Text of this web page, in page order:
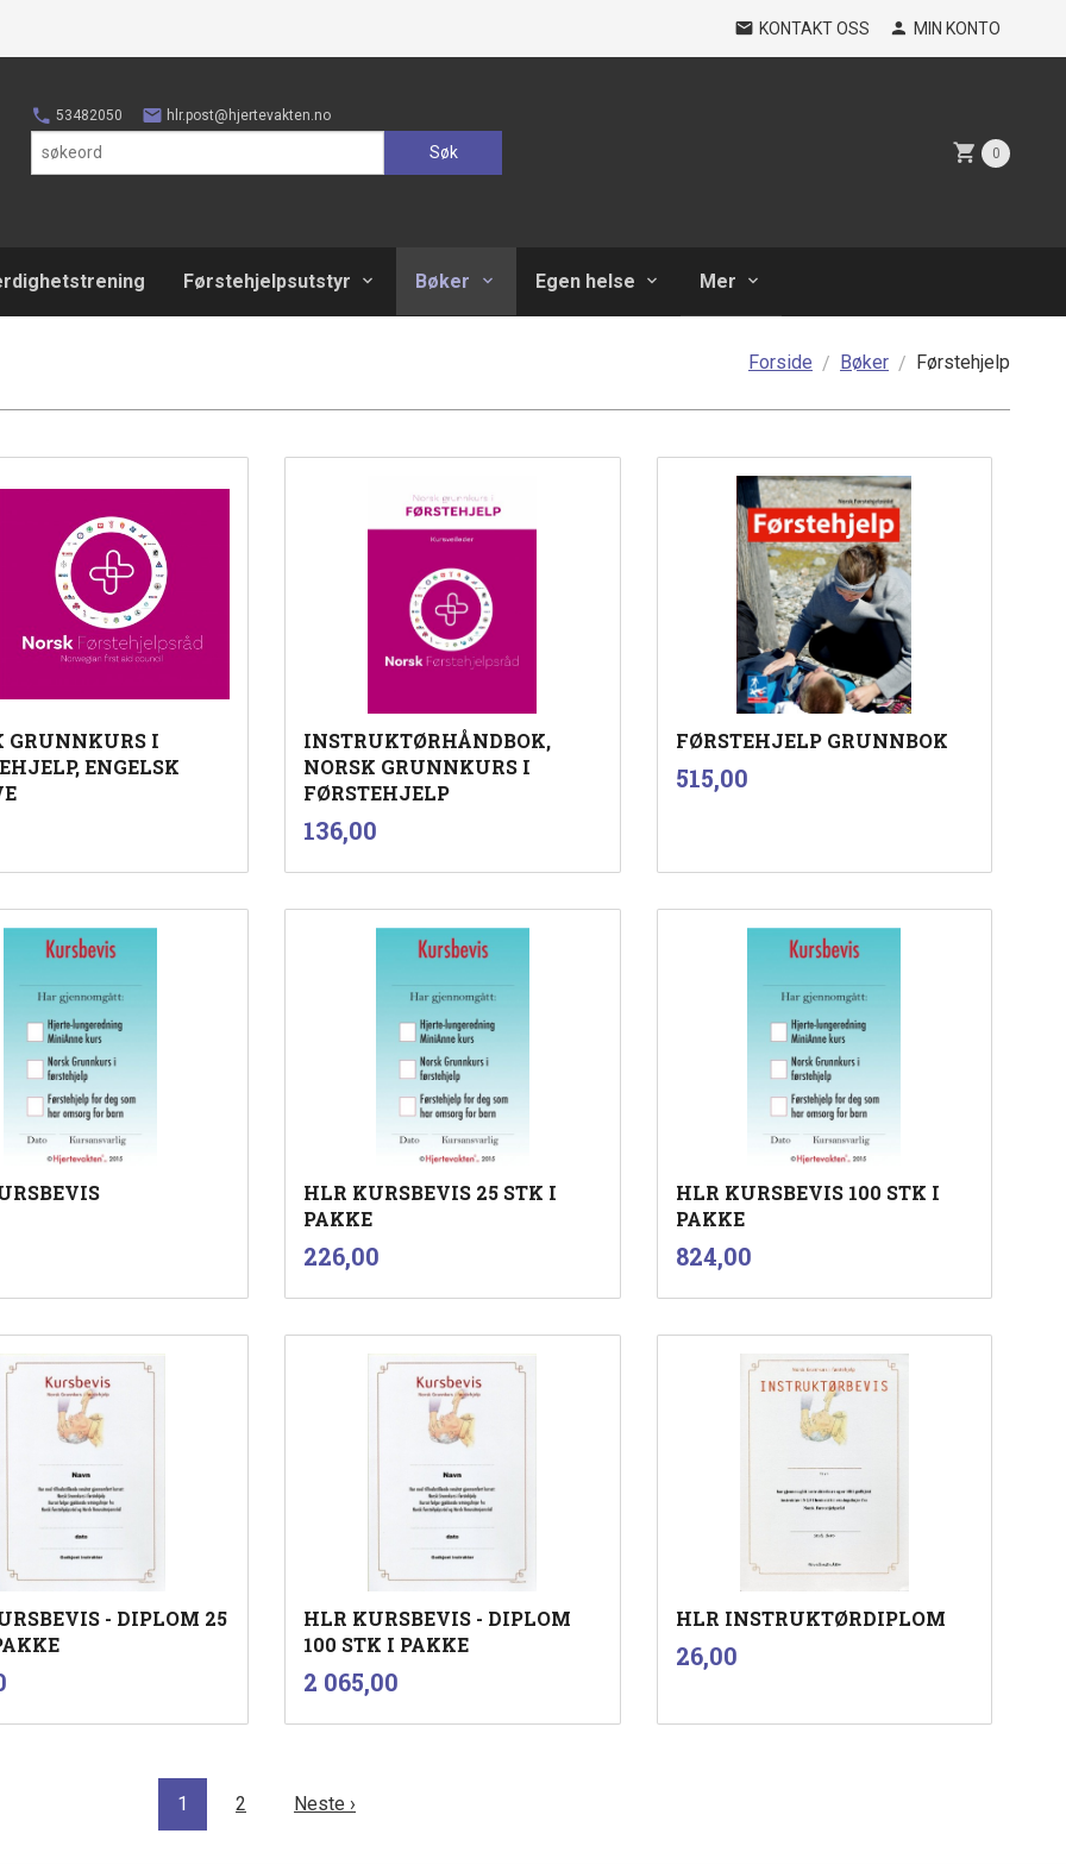
KONTAKT OSS MIN KONTO
53482050 hlr.post@hjertevakten.no
Søk 0
Førstehjelpsutstyr Bøker Egen helse Mer
Forside Bøker Førstehjelp
GRUNNKURS I
ENGELSK
Kjøp
INSTRUKTØRHÅNDBOK,
NORSK GRUNNKURS I
FØRSTEHJELP
Pris
136,00
Kjøp
FØRSTEHJELP GRUNNBOK
Pris
515,00mva.
Kjøp
HLR KURSBEVIS 25 STK I
PAKKE
Pris
226,00
HLR KURSBEVIS 100 STK I
PAKKE
Pris
824,00mva.
- DIPLOM 25
mva.
HLR KURSBEVIS - DIPLOM
100 STK I PAKKE
Pris
2 065,00
HLR INSTRUKTØRDIPLOM
Pris
26,00mva.
1
2 Neste ›